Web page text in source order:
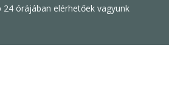
órájában elérhetőek vagyunk